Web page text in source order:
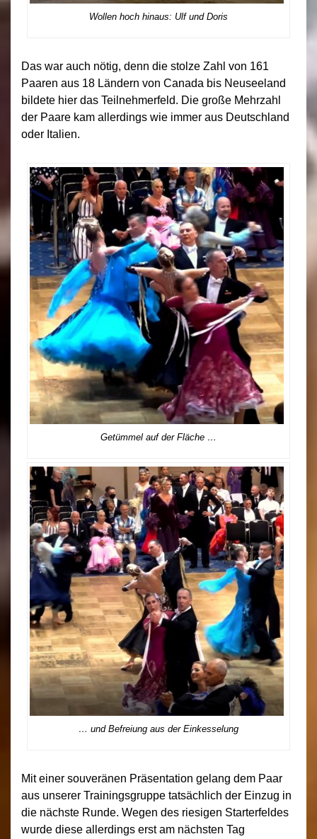
Wollen hoch hinaus: Ulf und Doris
Das war auch nötig, denn die stolze Zahl von 161
Paaren aus 18 Ländern von Canada bis Neuseeland
bildete hier das Teilnehmerfeld. Die große Mehrzahl
der Paare kam allerdings wie immer aus Deutschland
oder Italien.
Getümmel auf der Fläche …
… und Befreiung aus der Einkesselung
Mit einer souveränen Präsentation gelang dem Paar
aus unserer Trainingsgruppe tatsächlich der Einzug in
die nächste Runde. Wegen des riesigen Starterfeldes
wurde diese allerdings erst am nächsten Tag